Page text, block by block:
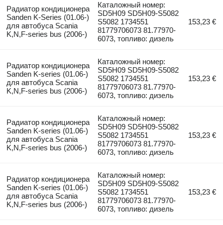
Радиатор кондиционера
Sanden K-Series (01.06-)
для автобуса Scania
K,N,F-series bus (2006-)
Каталожный номер:
SD5H09 SD5H09-S5082
S5082 1734551
81779706073 81.77970-
6073, топливо: дизель
153,23 €
Радиатор кондиционера
Sanden K-series (01.06-)
для автобуса Scania
K,N,F-series bus (2006-)
Каталожный номер:
SD5H09 SD5H09-S5082
S5082 1734551
81779706073 81.77970-
6073, топливо: дизель
153,23 €
Радиатор кондиционера
Sanden K-series (01.06-)
для автобуса Scania
K,N,F-series bus (2006-)
Каталожный номер:
SD5H09 SD5H09-S5082
S5082 1734551
81779706073 81.77970-
6073, топливо: дизель
153,23 €
Радиатор кондиционера
Sanden K-series (01.06-)
для автобуса Scania
K,N,F-series bus (2006-)
Каталожный номер:
SD5H09 SD5H09-S5082
S5082 1734551
81779706073 81.77970-
6073, топливо: дизель
153,23 €